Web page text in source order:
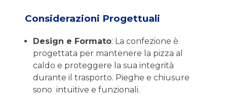
Considerazioni Progettuali
Design e Formato: La confezione è
progettata per mantenere la pizza al
caldo e proteggere la sua integrità
durante il trasporto. Pieghe e chiusure
sono intuitive e funzionali.